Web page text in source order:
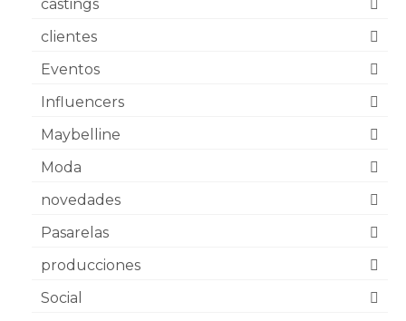
castings
clientes
Eventos
Influencers
Maybelline
Moda
novedades
Pasarelas
producciones
Social